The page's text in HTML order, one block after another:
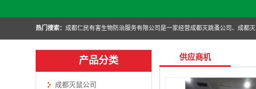
热门搜索：
产品分类
成都灭鼠公司
供应商机